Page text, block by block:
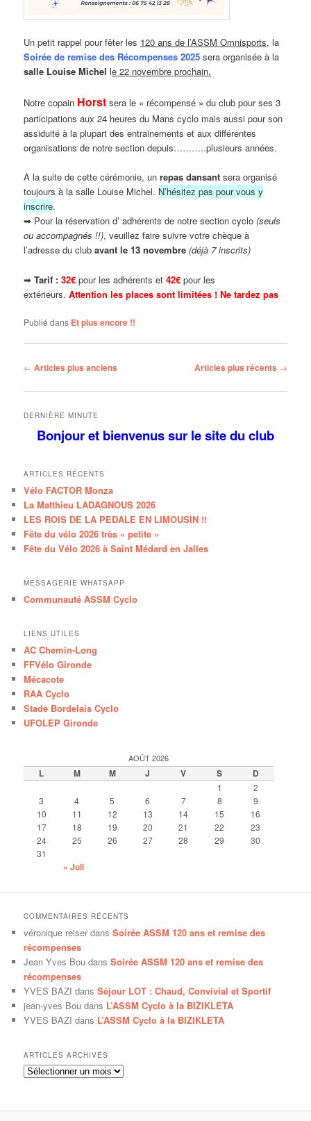
Un petit rappel pour fêter les 120 ans de l’ASSM Omnisports, la
Soirée de remise des Récompenses 2025 sera organisée à la
salle Louise Michel le 22 novembre prochain.
Notre copain Horst sera le « récompensé » du club pour ses 3
participations aux 24 heures du Mans cyclo mais aussi pour son
assiduité à la plupart des entrainements et aux différentes
organisations de notre section depuis………..plusieurs années.
A la suite de cette cérémonie, unrepas dansant sera organisé
toujours à la salle Louise Michel. N’hésitez pas pour vous y
inscrire.
➡ Pour la réservation d’ adhérents de notre section cyclo(seuls
ou accompagnés !!), veuillez faire suivre votre chèque à
l’adresse du club avant le 13 novembre (déjà 7 inscrits)
➡Tarif : 32€ pour les adhérents et42€ pour les
extérieurs.Attention les places sont limitées !Ne tardez pas
Publié dans Et plus encore !!
Navigation
articles
← Articles plus anciens Articles plus récents →
DERNIÈRE MINUTE
Bonjour et bienvenussur le sitedu club
ARTICLES RÉCENTS
Vélo FACTOR Monza
La Matthieu LADAGNOUS 2026
LES ROIS DE LA PEDALE EN LIMOUSIN !!
Fête du vélo 2026 très « petite »
Fête du Vélo 2026 à Saint Médard en Jalles
MESSAGERIE WHATSAPP
Communauté ASSM Cyclo
LIENS UTILES
AC Chemin-Long
FFVélo Gironde
Mécacote
RAA Cyclo
Stade Bordelais Cyclo
UFOLEP Gironde
AOÛT 2026
L M M J V S D
1
2
3
4 5 6 7 8
9
10
11 12 13 14 15
16
17
18 19 20 21 22
23
24
25 26 27 28 29
30
31
« Juil
COMMENTAIRES RÉCENTS
véronique reiser dansSoirée ASSM 120 ans et remise des
récompenses
Jean Yves Bou dansSoirée ASSM 120 ans et remise des
récompenses
YVES BAZI dansSéjour LOT : Chaud, Convivial et Sportif
jean-yves Bou dans L’ASSM Cyclo à la BIZIKLETA
YVES BAZI dans L’ASSM Cyclo à la BIZIKLETA
ARTICLES ARCHIVÉS
Articles